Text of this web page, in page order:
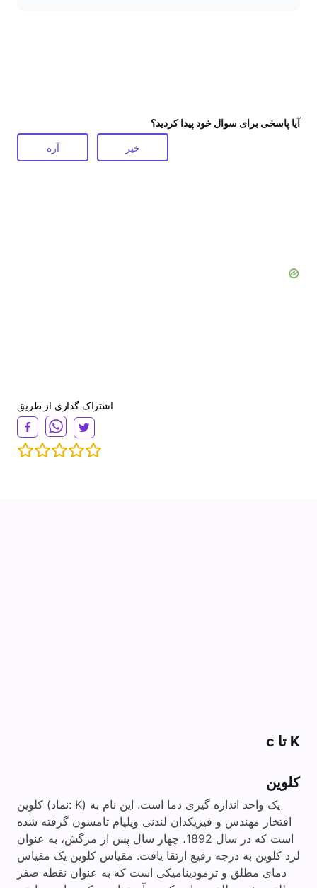
آیا پاسخی برای سوال خود پیدا کردید؟
آره خیر
اشتراک گذاری از طریق
K تا c
کلوین
کلوین (نماد: K) یک واحد اندازه گیری دما است. این نام به
افتخار مهندس و فیزیکدان لندنی ویلیام تامسون گرفته شده
است که در سال 1892، چهار سال پس از مرگش، به عنوان
لرد کلوین به درجه رفیع ارتقا یافت. مقیاس کلوین یک مقیاس
دمای مطلق و ترمودینامیکی است که به عنوان نقطه صفر